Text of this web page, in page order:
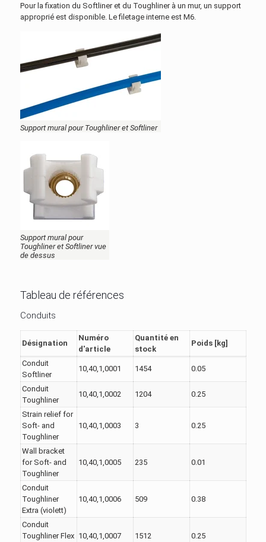
Pour la fixation du Softliner et du Toughliner à un mur, un support
approprié est disponible. Le filetage interne est M6.
Support mural pour Toughliner et Softliner
Support mural pour
Toughliner et Softliner vue
de dessus
Tableau de références
Conduits
Désignation
Numéro
d'article
Quantité en
stock
Poids [kg]
Conduit
Softliner
10,40,1,0001 1454 0.05
Conduit
Toughliner
10,40,1,0002 1204 0.25
Strain relief for
Soft- and
Toughliner
10,40,1,0003 3 0.25
Wall bracket
for Soft- and
Toughliner
10,40,1,0005 235 0.01
Conduit
Toughliner
Extra (violett)
10,40,1,0006 509 0.38
Conduit
Toughliner Flex 10,40,1,0007 1512 0.25